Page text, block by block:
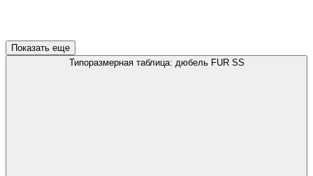
Показать еще
Типоразмерная таблица: дюбель FUR SS